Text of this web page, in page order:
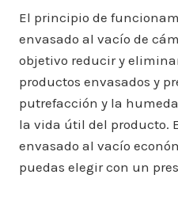
El principio de
envasado al vacío de
objetivo reducir y
productos envasados ​​y
putrefacción y la
la vida útil del producto.
envasado al vacío
puedas elegir con un